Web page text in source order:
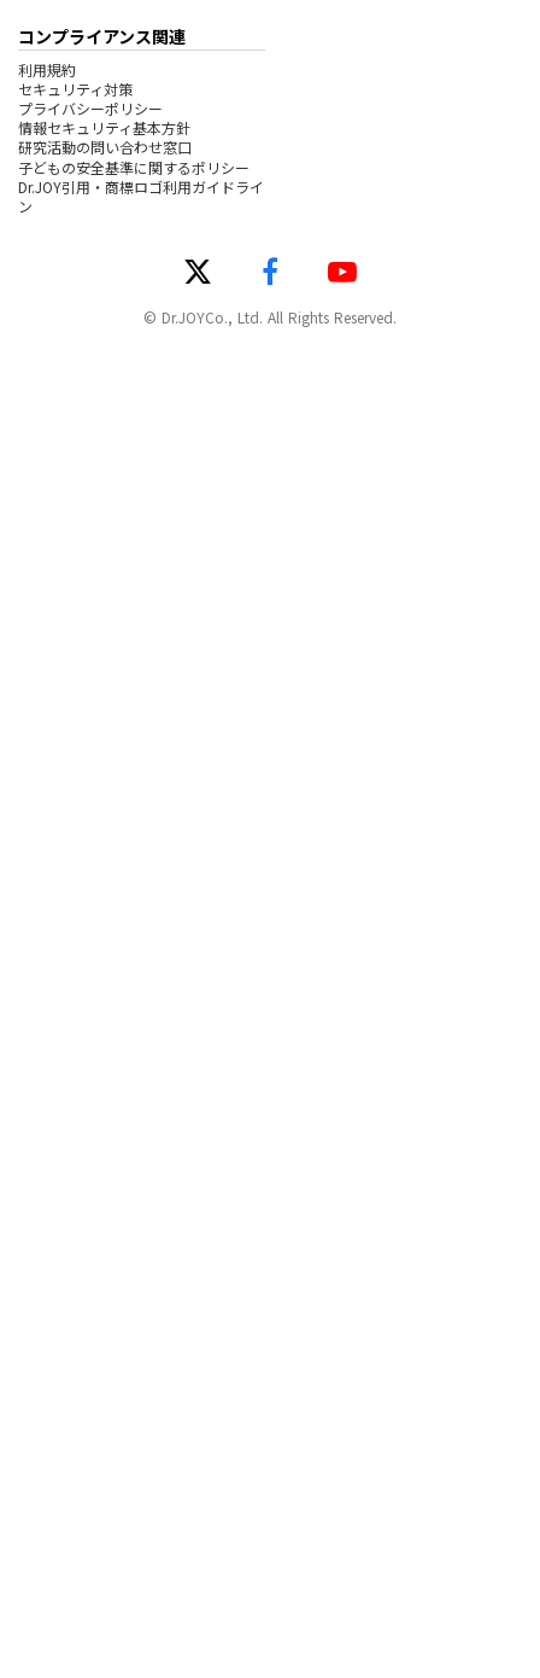
コンプライアンス関連
利用規約
セキュリティ対策
プライバシーポリシー
情報セキュリティ基本方針
研究活動の問い合わせ窓口
子どもの安全基準に関するポリシー
Dr.JOY引用・商標ロゴ利用ガイドライ
ン
© Dr.JOYCo., Ltd. All Rights Reserved.